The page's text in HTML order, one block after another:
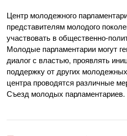
Центр молодежного
представителям молодого
участвовать в общественно-
Молодые парламентарии могут
диалог с властью, проявлять
поддержку от других
центра проводятся различные
Съезд молодых парламентариев.